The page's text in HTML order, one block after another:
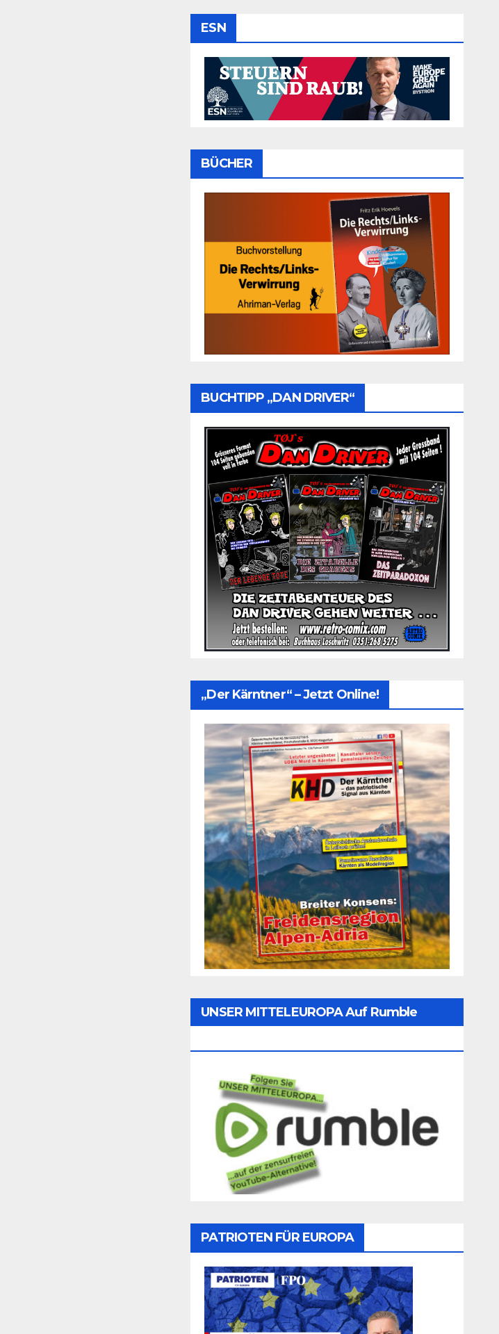
ESN
BÜCHER
BUCHTIPP „DAN DRIVER“
„Der Kärntner“ – Jetzt Online!
UNSER MITTELEUROPA Auf Rumble
PATRIOTEN FÜR EUROPA